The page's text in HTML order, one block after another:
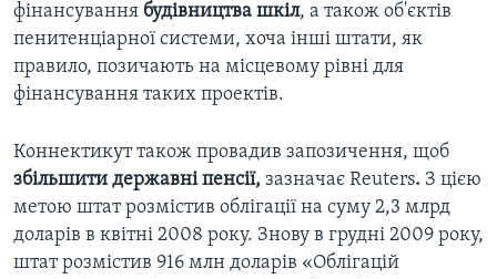
фінансування будівництва шкіл, а також об'єктів
пенитенціарної системи, хоча інші штати, як
правило, позичають на місцевому рівні для
фінансування таких проектів.
Коннектикут також провадив запозичення, щоб
збільшити державні пенсії, зазначає Reuters. З цією
метою штат розмістив облігації на суму 2,3 млрд
доларів в квітні 2008 року. Знову в грудні 2009 року,
штат розмістив 916 млн доларів «Облігацій